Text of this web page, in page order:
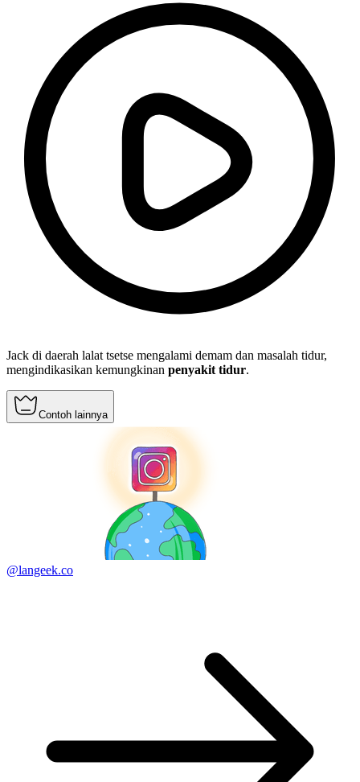
Jack di daerah lalat tsetse mengalami demam dan masalah tidur,
mengindikasikan kemungkinan penyakit tidur.
Contoh lainnya
@langeek.co